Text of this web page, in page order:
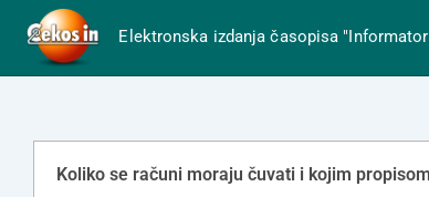
Elektronska izdanja časopisa
Koliko se računi moraju čuvati i kojim